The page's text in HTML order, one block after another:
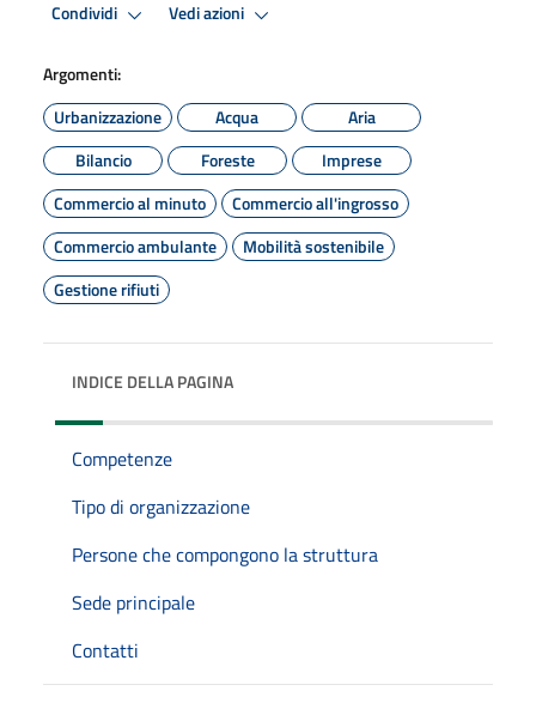
Condividi Vedi azioni
Argomenti:
Urbanizzazione
Acqua
Aria
Bilancio
Foreste
Imprese
Commercio al minuto
Commercio all'ingrosso
Commercio ambulante
Mobilità sostenibile
Gestione rifiuti
INDICE DELLA PAGINA
Competenze
Tipo di organizzazione
Persone che compongono la struttura
Sede principale
Contatti